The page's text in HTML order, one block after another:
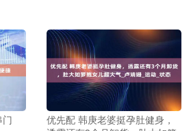
优先配 韩庚老婆挺孕肚健身，